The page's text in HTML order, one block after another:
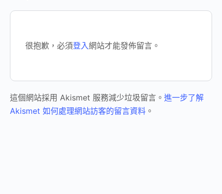
很抱歉，必須登入網站才能發佈留言。
這個網站採用 Akismet 服務減少垃圾留言。 進一步了解
Akismet 如何處理網站訪客的留言資料 。